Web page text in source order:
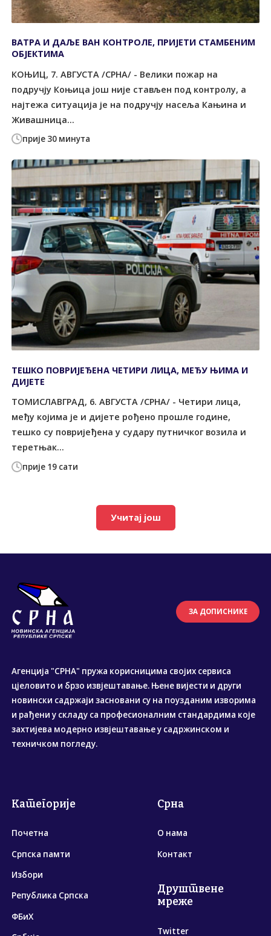
прије 30 минута
ВАТРА И ДАЉЕ ВАН КОНТРОЛЕ, ПРИЈЕТИ СТАМБЕНИМ
ОБЈЕКТИМА
КОЊИЦ, 7. АВГУСТА /СРНА/ - Велики пожар на
подручју Коњица још није стављен под контролу, а
најтежа ситуација је на подручју насеља Кањина и
Живашница...
прије 19 сати
ТЕШКО ПОВРИЈЕЂЕНА ЧЕТИРИ ЛИЦА, МЕЂУ ЊИМА И
ДИЈЕТЕ
ТОМИСЛАВГРАД, 6. АВГУСТА /СРНА/ - Четири лица,
међу којима је и дијете рођено прошле године,
тешко су повријеђена у судару путничког возила и
теретњак...
Учитај још
ЗА ДОПИСНИКЕ
Агенција "СРНА" пружа корисницима својих сервиса
цјеловито и брзо извјештавање. Њене вијести и други
новински садржаји засновани су на поузданим изворима
и рађени у складу са професионалним стандардима које
захтијева модерно извјештавање у садржинском и
техничком погледу.
Категорије
Почетна
Српска памти
Избори
Република Српска
ФБиХ
Срна
О нама
Контакт
Друштвене
мреже
Twitter